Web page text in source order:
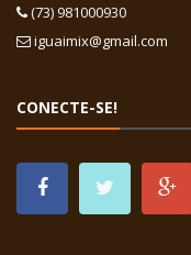
(73) 981000930
iguaimix@gmail.com
CONECTE-SE!